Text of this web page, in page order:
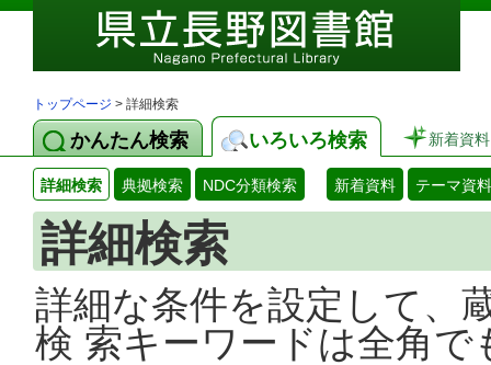
トップページ > 詳細検索
かんたん検索 いろいろ検索 新着資料
詳細検索 典拠検索 NDC分類検索 新着資料 テーマ資料
詳細検索
詳細な条件を設定して、
検 索キーワードは全角